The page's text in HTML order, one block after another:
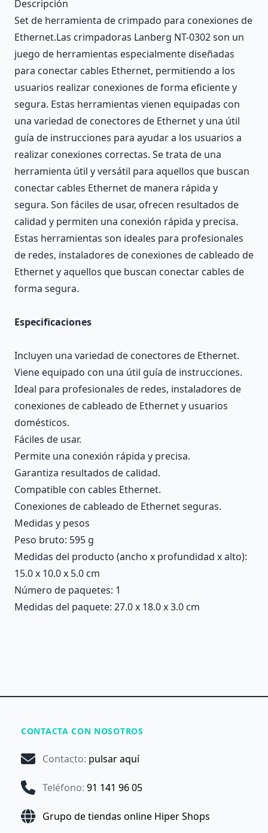
Descripción
Set de herramienta de crimpado para conexiones de
Ethernet.Las crimpadoras Lanberg NT-0302 son un
juego de herramientas especialmente diseñadas
para conectar cables Ethernet, permitiendo a los
usuarios realizar conexiones de forma eficiente y
segura. Estas herramientas vienen equipadas con
una variedad de conectores de Ethernet y una útil
guía de instrucciones para ayudar a los usuarios a
realizar conexiones correctas. Se trata de una
herramienta útil y versátil para aquellos que buscan
conectar cables Ethernet de manera rápida y
segura. Son fáciles de usar, ofrecen resultados de
calidad y permiten una conexión rápida y precisa.
Estas herramientas son ideales para profesionales
de redes, instaladores de conexiones de cableado de
Ethernet y aquellos que buscan conectar cables de
forma segura.
Especificaciones
Incluyen una variedad de conectores de Ethernet.
Viene equipado con una útil guía de instrucciones.
Ideal para profesionales de redes, instaladores de
conexiones de cableado de Ethernet y usuarios
domésticos.
Fáciles de usar.
Permite una conexión rápida y precisa.
Garantiza resultados de calidad.
Compatible con cables Ethernet.
Conexiones de cableado de Ethernet seguras.
Medidas y pesos
Peso bruto: 595 g
Medidas del producto (ancho x profundidad x alto):
15.0 x 10.0 x 5.0 cm
Número de paquetes: 1
Medidas del paquete: 27.0 x 18.0 x 3.0 cm
CONTACTA CON NOSOTROS
Contacto: pulsar aquí
Teléfono: 91 141 96 05
Grupo de tiendas online Hiper Shops